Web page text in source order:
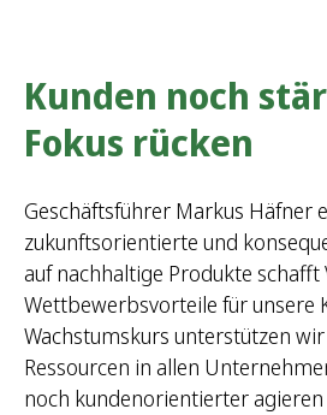
Kunden noch
Fokus rücken
Geschäftsführer Markus Häfner
zukunftsorientierte und
auf nachhaltige Produkte schafft
Wettbewerbsvorteile für unsere
Wachstumskurs unterstützen
Ressourcen in allen
noch kundenorientierter agieren